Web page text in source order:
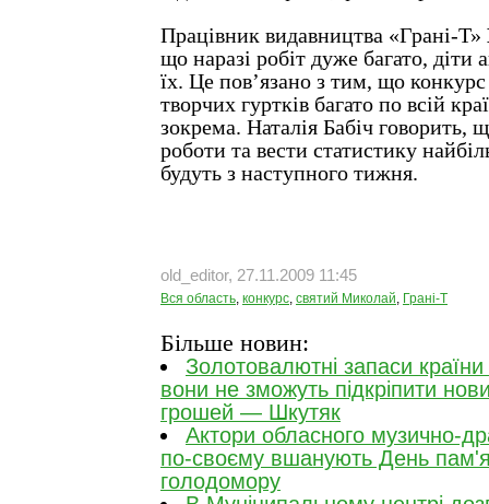
Працівник видавництва «Грані-Т»
що наразі робіт дуже багато, діти
їх. Це пов’язано з тим, що
творчих гуртків багато по всій
зокрема. Наталія Бабіч говорить,
роботи та вести статистику
будуть з наступного тижня.
old_editor, 27.11.2009 11:45
Вся область, конкурс, святий Миколай, Грані-Т
Більше новин:
Золотовалютні запаси
вони не зможуть підкріпити
грошей — Шкутяк
Актори обласного музично-
по-своєму вшанують День
голодомору